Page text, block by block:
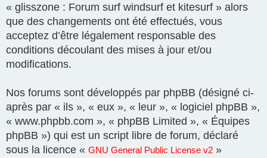
« glisszone : Forum surf windsurf et kitesurf » alors
que des changements ont été effectués, vous
acceptez d’être légalement responsable des
conditions découlant des mises à jour et/ou
modifications.
Nos forums sont développés par phpBB (désigné ci-
après par « ils », « eux », « leur », « logiciel phpBB »,
« www.phpbb.com », « phpBB Limited », « Équipes
phpBB ») qui est un script libre de forum, déclaré
sous la licence « GNU General Public License v2 »